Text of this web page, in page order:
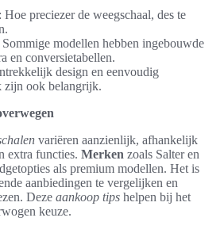
preciezer de weegschaal, des te
modellen hebben ingebouwde
en conversietabellen.
design en eenvoudig
zijn ook belangrijk.
variëren aanzienlijk, afhankelijk
extra functies. Merken zoals Salter en
als premium modellen. Het is
aanbiedingen te vergelijken en
Deze aankoop tips helpen bij het
keuze.